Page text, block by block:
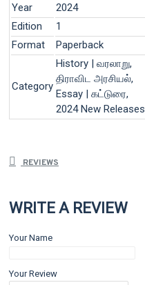
Year
2024
Edition
1
Format
Paperback
Category
History | வரலாறு,
திராவிட அரசியல்,
Essay | கட்டுரை,
2024 New Releases
REVIEWS
WRITE A REVIEW
Your Name
Your Review